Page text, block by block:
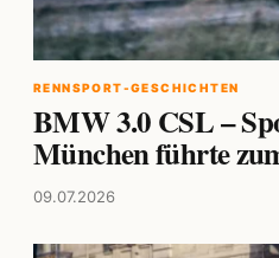
RENNSPORT-GESCHICHTEN
BMW 3.0 CSL –
München führte
09.07.2026